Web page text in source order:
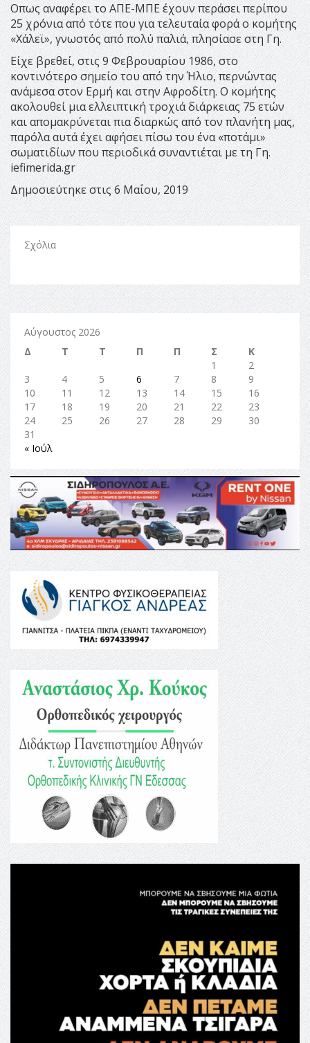
Οπως αναφέρει το ΑΠΕ-ΜΠΕ έχουν περάσει περίπου
25 χρόνια από τότε που για τελευταία φορά ο κομήτης
«Χάλεϊ», γνωστός από πολύ παλιά, πλησίασε στη Γη.
Είχε βρεθεί, στις 9 Φεβρουαρίου 1986, στο
κοντινότερο σημείο του από την Ήλιο, περνώντας
ανάμεσα στον Ερμή και στην Αφροδίτη. Ο κομήτης
ακολουθεί μια ελλειπτική τροχιά διάρκειας 75 ετών
και απομακρύνεται πια διαρκώς από τον πλανήτη μας,
παρόλα αυτά έχει αφήσει πίσω του ένα «ποτάμι»
σωματιδίων που περιοδικά συναντιέται με τη Γη.
iefimerida.gr
Δημοσιεύτηκε στις 6 Μαΐου, 2019
Σχόλια
Αύγουστος 2026
Δ
Τ Τ Π Π Σ
Κ
1
2
3
4 5 6 7 8
9
10
11 12 13 14 15
16
17
18 19 20 21 22
23
24
25 26 27 28 29
30
31
« Ιούλ